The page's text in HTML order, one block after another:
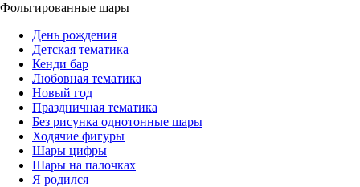
Фольгированные шары
День рождения
Детская тематика
Кенди бар
Любовная тематика
Новый год
Праздничная тематика
Без рисунка однотонные шары
Ходячие фигуры
Шары цифры
Шары на палочках
Я родился